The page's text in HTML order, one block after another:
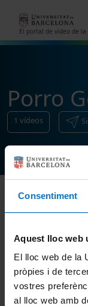
Consentiment
Aquest lloc web
El lloc web de la
pròpies i de
vostres
al lloc web amb
El portal de vídeo de
Porro
1 vídeos
Ordenar